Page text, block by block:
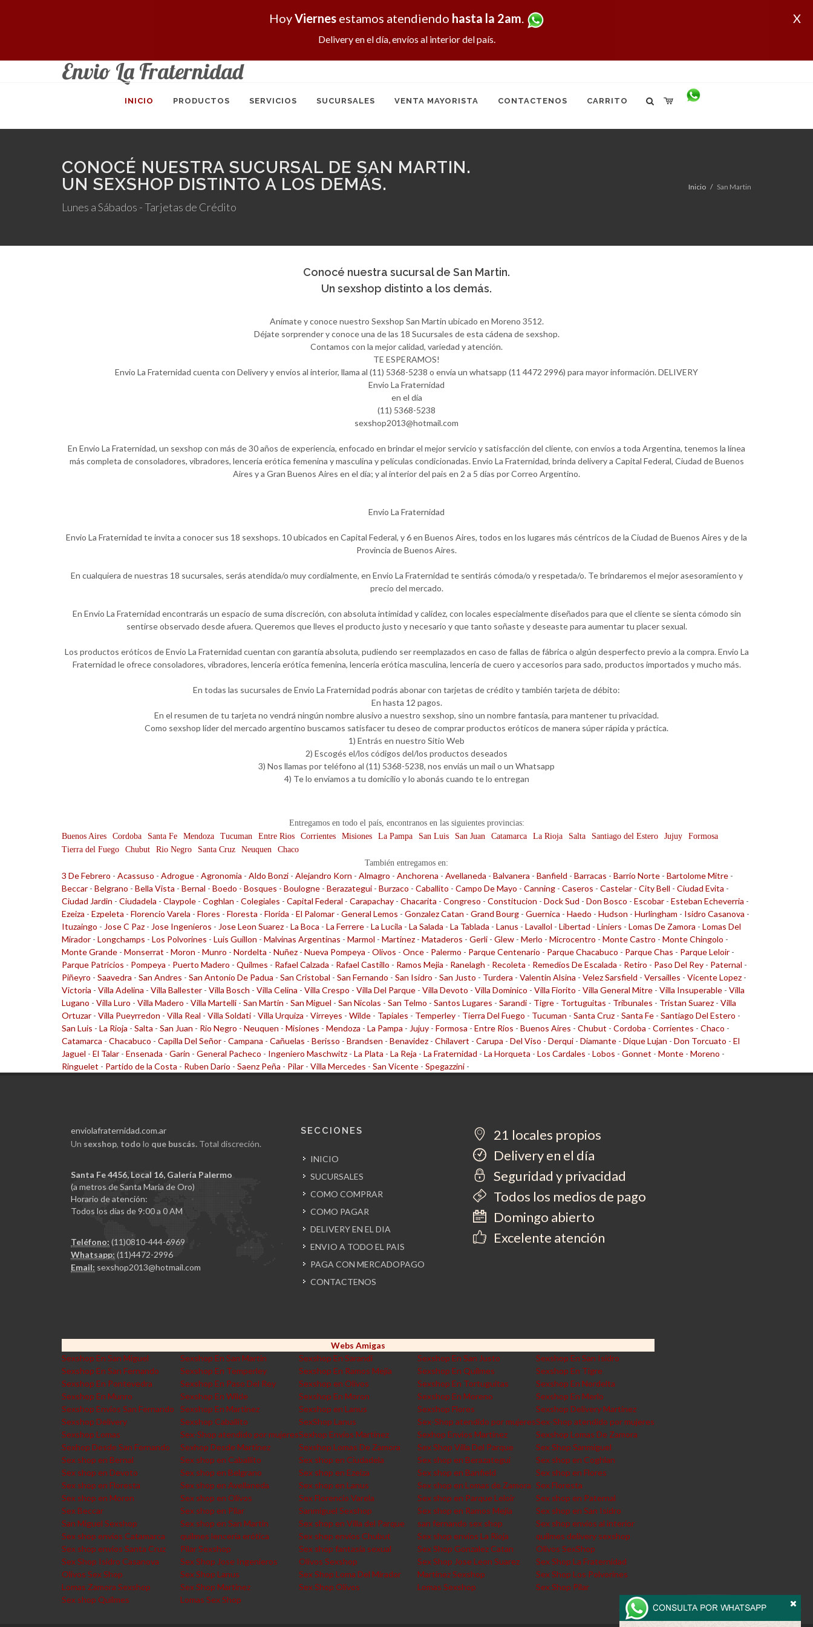
X
HoyViernesestamos atendiendo hasta la 2am.
Delivery en el día, envíos al interior del país.
Envio La Fraternidad
INICIO PRODUCTOS SERVICIOS SUCURSALES VENTA MAYORISTA CONTACTENOS CARRITO
CONOCÉ NUESTRA SUCURSAL DE SAN MARTIN.
UN SEXSHOP DISTINTO A LOS DEMÁS.
Lunes a Sábados - Tarjetas de Crédito
Inicio San Martin
Conocé nuestra sucursal de San Martin.
Un sexshop distinto a los demás.
Anímate y conoce nuestro Sexshop San Martin ubicado en Moreno 3512.
Déjate sorprender y conoce una de las 18 Sucursales de esta cádena de sexshop.
Contamos con la mejor calidad, variedad y atención.
TE ESPERAMOS!
Envio La Fraternidad cuenta con Delivery y envíos al interior, llama al (11) 5368-5238 o envía un whatsapp (11 4472 2996) para mayor información. DELIVERY
Envio La Fraternidad
en el día
(11) 5368-5238
sexshop2013@hotmail.com
En Envio La Fraternidad, un sexshop con más de 30 años de experiencia, enfocado en brindar el mejor servicio y satisfacción del cliente, con envíos a toda Argentina, tenemos la línea
más completa de consoladores, vibradores, lencería erótica femenina y masculina y películas condicionadas. Envio La Fraternidad, brinda delivery a Capital Federal, Ciudad de Buenos
Aires y a Gran Buenos Aires en el día; y al interior del pais en 2 a 5 días por Correo Argentino.
Envio La Fraternidad
Envio La Fraternidad te invita a conocer sus 18 sexshops. 10 ubicados en Capital Federal, y 6 en Buenos Aires, todos en los lugares más céntricos de la Ciudad de Buenos Aires y de la
Provincia de Buenos Aires.
En cualquiera de nuestras 18 sucursales, serás atendida/o muy cordialmente, en Envio La Fraternidad te sentirás cómoda/o y respetada/o. Te brindaremos el mejor asesoramiento y
precio del mercado.
En Envio La Fraternidad encontrarás un espacio de suma discreción, con absoluta intimidad y calidez, con locales especialmente diseñados para que el cliente se sienta cómodo sin
sentirse observado desde afuera. Queremos que lleves el producto justo y necesario y que tanto soñaste y deseaste para aumentar tu placer sexual.
Los productos eróticos de Envio La Fraternidad cuentan con garantía absoluta, pudiendo ser reemplazados en caso de fallas de fábrica o algún desperfecto previo a la compra. Envio La
Fraternidad le ofrece consoladores, vibradores, lencería erótica femenina, lencería erótica masculina, lencería de cuero y accesorios para sado, productos importados y mucho más.
En todas las sucursales de Envio La Fraternidad podrás abonar con tarjetas de crédito y también tarjeta de débito:
En hasta 12 pagos.
En el resumen de tu tarjeta no vendrá ningún nombre alusivo a nuestro sexshop, sino un nombre fantasía, para mantener tu privacidad.
Como sexshop líder del mercado argentino buscamos satisfacer tu deseo de comprar productos eróticos de manera súper rápida y práctica.
1) Entrás en nuestro Sitio Web
2) Escogés el/los códigos del/los productos deseados
3) Nos llamas por teléfono al (11) 5368-5238, nos enviás un mail o un Whatsapp
4) Te lo enviamos a tu domicilio y lo abonás cuando te lo entregan
Entregamos en todo el país, encontranos en las siguientes provincias:
Buenos Aires
Cordoba Santa Fe Mendoza Tucuman Entre Rios Corrientes Misiones La Pampa San Luis San Juan Catamarca La Rioja Salta Santiago del Estero Jujuy
Formosa
Tierra del Fuego
Chubut Rio Negro Santa Cruz Neuquen
Chaco
También entregamos en:
3 De Febrero - Acassuso - Adrogue - Agronomia - Aldo Bonzi - Alejandro Korn - Almagro - Anchorena - Avellaneda - Balvanera - Banfield - Barracas - Barrio Norte - Bartolome Mitre -
Beccar - Belgrano - Bella Vista - Bernal - Boedo - Bosques - Boulogne - Berazategui - Burzaco - Caballito - Campo De Mayo - Canning - Caseros - Castelar - City Bell - Ciudad Evita -
Ciudad Jardin - Ciudadela - Claypole - Coghlan - Colegiales - Capital Federal - Carapachay - Chacarita - Congreso - Constitucion - Dock Sud - Don Bosco - Escobar - Esteban Echeverria -
Ezeiza - Ezpeleta - Florencio Varela - Flores - Floresta - Florida - El Palomar - General Lemos - Gonzalez Catan - Grand Bourg - Guernica - Haedo - Hudson - Hurlingham - Isidro Casanova -
Ituzaingo - Jose C Paz - Jose Ingenieros - Jose Leon Suarez - La Boca - La Ferrere - La Lucila - La Salada - La Tablada - Lanus - Lavallol - Libertad - Liniers - Lomas De Zamora - Lomas Del
Mirador - Longchamps - Los Polvorines - Luis Guillon - Malvinas Argentinas - Marmol - Martinez - Mataderos - Gerli - Glew - Merlo - Microcentro - Monte Castro - Monte Chingolo -
Monte Grande - Monserrat - Moron - Munro - Nordelta - Nuñez - Nueva Pompeya - Olivos - Once - Palermo - Parque Centenario - Parque Chacabuco - Parque Chas - Parque Leloir -
Parque Patricios - Pompeya - Puerto Madero - Quilmes - Rafael Calzada - Rafael Castillo - Ramos Mejia - Ranelagh - Recoleta - Remedios De Escalada - Retiro - Paso Del Rey - Paternal -
Piñeyro - Saavedra - San Andres - San Antonio De Padua - San Cristobal - San Fernando - San Isidro - San Justo - Turdera - Valentin Alsina - Velez Sarsfield - Versailles - Vicente Lopez -
Victoria - Villa Adelina - Villa Ballester - Villa Bosch - Villa Celina - Villa Crespo - Villa Del Parque - Villa Devoto - Villa Dominico - Villa Fiorito - Villa General Mitre - Villa Insuperable - Villa
Lugano - Villa Luro - Villa Madero - Villa Martelli - San Martin - San Miguel - San Nicolas - San Telmo - Santos Lugares - Sarandi - Tigre - Tortuguitas - Tribunales - Tristan Suarez - Villa
Ortuzar - Villa Pueyrredon - Villa Real - Villa Soldati - Villa Urquiza - Virreyes - Wilde - Tapiales - Temperley - Tierra Del Fuego - Tucuman - Santa Cruz - Santa Fe - Santiago Del Estero -
San Luis - La Rioja - Salta - San Juan - Rio Negro - Neuquen - Misiones - Mendoza - La Pampa - Jujuy - Formosa - Entre Rios - Buenos Aires - Chubut - Cordoba - Corrientes - Chaco -
Catamarca - Chacabuco - Capilla Del Señor - Campana - Cañuelas - Berisso - Brandsen - Benavidez - Chilavert - Carupa - Del Viso - Derqui - Diamante - Dique Lujan - Don Torcuato - El
Jaguel - El Talar - Ensenada - Garin - General Pacheco - Ingeniero Maschwitz - La Plata - La Reja - La Fraternidad - La Horqueta - Los Cardales - Lobos - Gonnet - Monte - Moreno -
Ringuelet - Partido de la Costa - Ruben Dario - Saenz Peña - Pilar - Villa Mercedes - San Vicente - Spegazzini -
enviolafraternidad.com.ar
Un sexshop, todo lo que buscás. Total discreción.
Santa Fe 4456, Local 16, Galería Palermo
(a metros de Santa Maria de Oro)
Horario de atención:
Todos los días de 9:00 a 0 AM
Teléfono: (11)0810-444-6969
Whatsapp: (11)4472-2996
Email: sexshop2013@hotmail.com
SECCIONES
INICIO
SUCURSALES
COMO COMPRAR
COMO PAGAR
DELIVERY EN EL DIA
ENVIO A TODO EL PAIS
PAGA CON MERCADOPAGO
CONTACTENOS
21 locales propios
Delivery en el día
Seguridad y privacidad
Todos los medios de pago
Domingo abierto
Excelente atención
Webs Amigas
Sexshop En San Miguel
Sexshop En San Martin Sexshop En Sarandi Sexshop En San Justo
Sexshop En San Isidro
Sexshop En San Fernando
Sexshop En Temperley Sexshop En Ramos Mejia Sexshop En Quilmes
Sexshop En Tigre
Sexshop En Pontevedra
Sexshop En Paso Del Rey Sexshop en Olivos Sexshop En Tortuguitas
Sexshop En Nordelta
Sexshop En Munro
Sexshop En Wilde Sexshop En Moron Sexshop En Moreno
Sexshop En Merlo
Sexshop Envios San Fernando
Sexshop En Martinez Sexshop en Lanus Sexshop Flores
Sexshop Delivery Martinez
Sexshop Delivery
Sexshop Caballito SexShop Lanus Sex-Shop atendido por mujeresSex-Shop atendido por mujeres
Sexshop Lomas
Sex-Shop atendido por mujeresSexhop Envios Martinez Sexhop Envios Martinez
Sexshop Lomas De Zamora
Sexhop Desde San Fernando
Sexhop Desde Martinez Sexshop Lomas De Zamora Sex Shop Villa Del Parque
Sex Shop Sanmiguel
Sex shop en Bernal
Sex shop en Caballito Sex shop en Ciudadela Sex shop en Berazategui
Sex shop en Coghlan
Sex shop en Devoto
Sex shop en Belgrano Sex shop en Ezeiza Sex shop en Banfield
Sex shop en Flores
Sex shop en Floresta
Sex shop en Avellaneda Sex shop en Lanus Sex shop en Lomas de Zamora Sex Floresta
Sex shop en Moron
Sex shop en Olivos Sex Florencio Varela Sex shop en Parque Leloir
Sex shop en Paternal
Sex Beccar
Sex shop en Pilar Sanmiguel Sexshop Sex shop en Ramos Mejia
Sex shop en San Isidro
San Miguel Sexshop
Sex shop en San Martin Sex shop en Villa del Parque san fernando sex shop
Sex shop envios al interior
Sex shop envios Catamarca
quilmes lencería erótica Sex shop envios Chubut Sex shop envios La Rioja
quilmes delivery sexshop
Sex shop envios Santa Cruz
Pilar Sexshop Sex shop fantasia sexual Sex Shop Gonzalez Catan
Olivos SexShop
Sex Shop Isidro Casanova
Sex Shop Jose Ingenieros Olivos Sexshop Sex Shop Jose Leon Suarez
Sex Shop La Fraternidad
Olivos Sex Shop
Sex Shop Lanus Sex Shop Loma Del Mirador Martinez Sexshop
Sex Shop Los Polvorines
Lomas Zamora Sexshop
Sex Shop Martinez Sex Shop Olivos Lomas Sexshop
Sex Shop Pilar
Sex shop Quilmes
Lomas Sex Shop